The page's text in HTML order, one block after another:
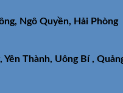
Ngô Quyền, Hải Phòng
Yên Thành, Uông Bí ,